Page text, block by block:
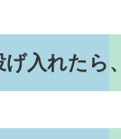
入れたら